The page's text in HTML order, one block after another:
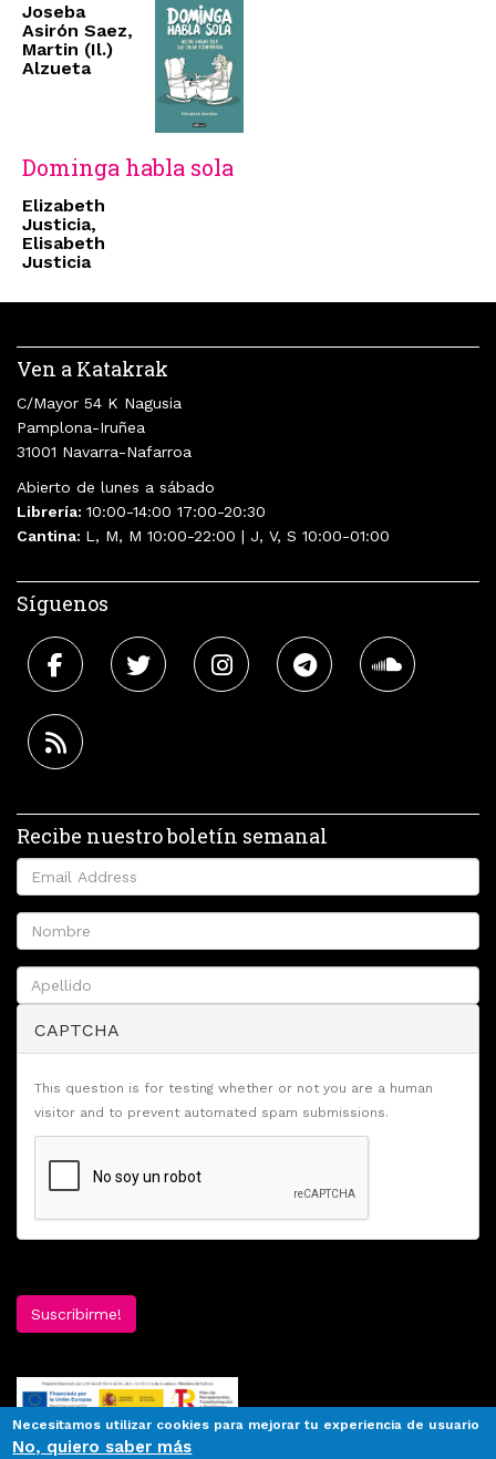
Joseba
Asirón Saez,
Martin (Il.)
Alzueta
Dominga habla sola
Elizabeth
Justicia,
Elisabeth
Justicia
Ven a Katakrak
C/Mayor 54 K Nagusia
Pamplona-Iruñea
31001 Navarra-Nafarroa
Abierto de lunes a sábado
Librería: 10:00-14:00 17:00-20:30
Cantina: L, M, M 10:00-22:00 | J, V, S 10:00-01:00
Síguenos
Recibe nuestro boletín semanal
CAPTCHA
This question is for testing whether or not you are a human
visitor and to prevent automated spam submissions.
Suscribirme!
Necesitamos utilizar cookies para mejorar tu experiencia de usuario
No, quiero saber más